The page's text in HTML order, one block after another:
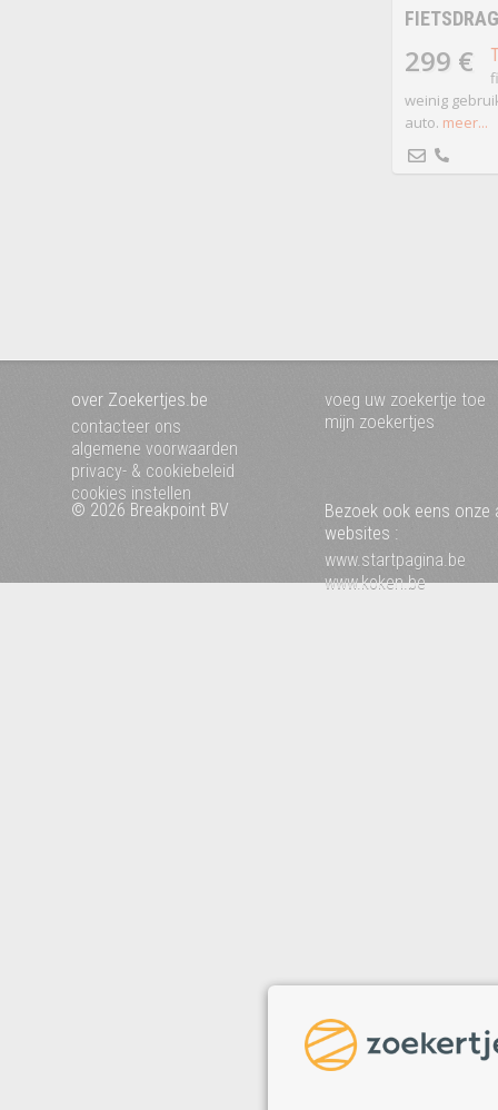
299 €
weinig
auto. meer...
over Zoekertjes.be
contacteer ons
algemene voorwaarden
privacy- & cookiebeleid
cookies instellen
voeg uw zoekertje toe
mijn zoekertjes
© 2026 Breakpoint BV
Bezoek ook eens onze
websites :
www.startpagina.be
www.koken.be